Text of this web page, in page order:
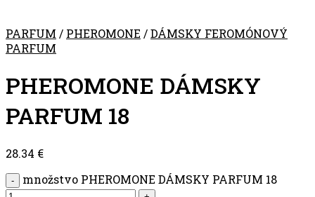
PARFUM / PHEROMONE /DÁMSKY FEROMÓNOVÝ
PARFUM
PHEROMONE DÁMSKY
PARFUM 18
28.34 €
množstvo PHEROMONE DÁMSKY PARFUM 18